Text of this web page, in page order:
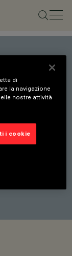
di
la navigazione
nostre attività
i cookie